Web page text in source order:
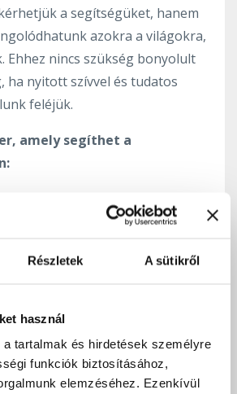
Részletek A sütikről
használ
tartalmak és hirdetések személyre
funkciók biztosításához,
elemzéséhez. Ezenkívül
a segítségüket, hanem
azokra a világokra,
Ehhez nincs szükség bonyolult
ha nyitott szívvel és tudatos
feléjük.
amely segíthet a
fejlesztése
az álmaidban, könnyebben
során elképzelheted, hogy
a lelkedet egy magasabb